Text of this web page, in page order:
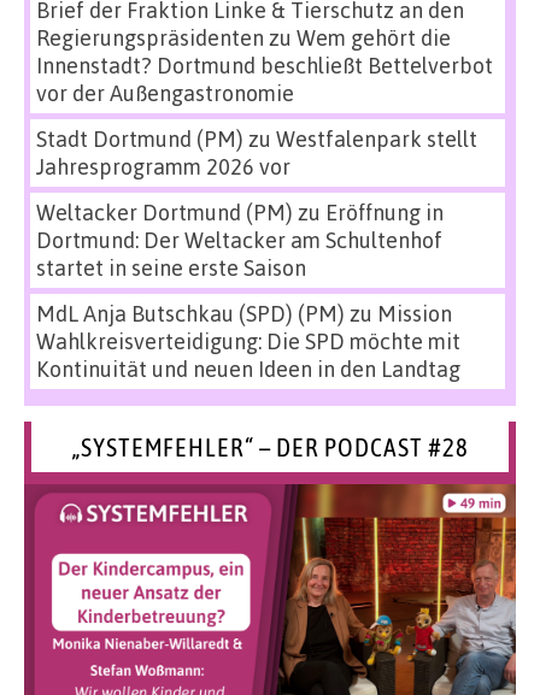
Brief der Fraktion Linke & Tierschutz an den
Regierungspräsidenten zu Wem gehört die
Innenstadt? Dortmund beschließt Bettelverbot
vor der Außengastronomie
Stadt Dortmund (PM) zu Westfalenpark stellt
Jahresprogramm 2026 vor
Weltacker Dortmund (PM) zu Eröffnung in
Dortmund: Der Weltacker am Schultenhof
startet in seine erste Saison
MdL Anja Butschkau (SPD) (PM) zu Mission
Wahlkreisverteidigung: Die SPD möchte mit
Kontinuität und neuen Ideen in den Landtag
„SYSTEMFEHLER“ – DER PODCAST #28